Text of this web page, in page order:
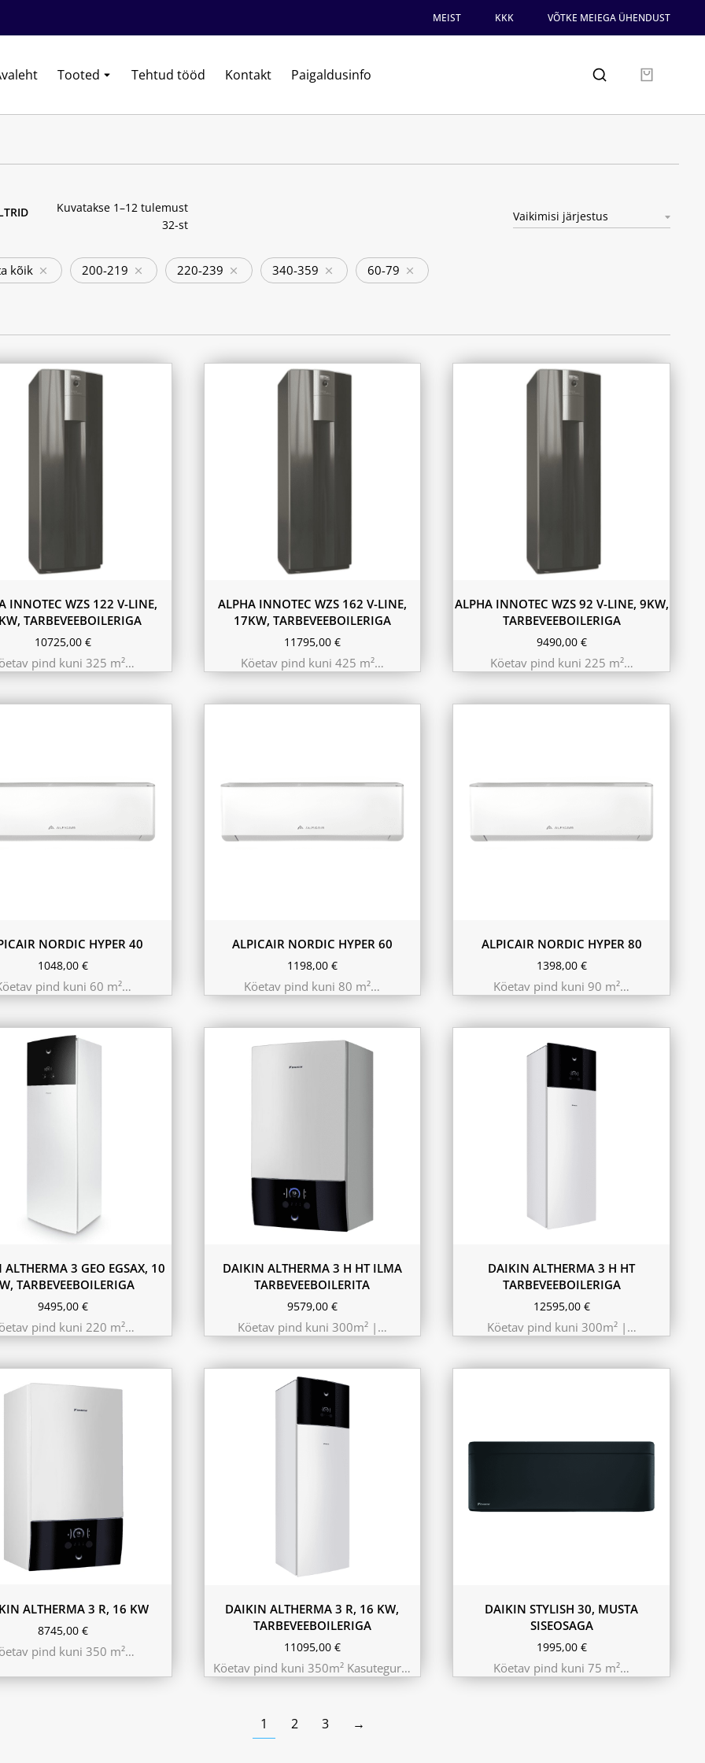
MEIST KKK VÕTKE MEIEGA ÜHENDUST
Tooted Tehtud tööd Kontakt Paigaldusinfo
Kuvatakse 1–12 tulemust
32-st
kõik 200-219 220-239 340-359 60-79
INNOTEC WZS 122 V-LINE,
TARBEVEEBOILERIGA
10725,00€
pind kuni 325 m²…
ALPHA INNOTEC WZS 162 V-LINE,
17KW, TARBEVEEBOILERIGA
11795,00 €
Köetav pind kuni 425 m²…
ALPHA INNOTEC WZS 92 V-LINE, 9KW,
TARBEVEEBOILERIGA
9490,00 €
Köetav pind kuni 225 m²…
NORDIC HYPER 40
1048,00€
pind kuni 60 m²…
ALPICAIR NORDIC HYPER 60
1198,00 €
Köetav pind kuni 80 m²…
ALPICAIR NORDIC HYPER 80
1398,00 €
Köetav pind kuni 90 m²…
3 GEO EGSAX, 10
TARBEVEEBOILERIGA
9495,00€
pind kuni 220 m²…
11.6 kW 300m²
10.44 kW 260m²
9.75 kW 220m²
DAIKIN ALTHERMA 3 H HT ILMA
TARBEVEEBOILERITA
9579,00 €
Köetav pind kuni 300m² |…
DAIKIN ALTHERMA 3 H HT
TARBEVEEBOILERIGA
12595,00 €
Köetav pind kuni 300m² |…
ALTHERMA 3 R, 16 KW
8745,00€
pind kuni 350 m²…
230L
DAIKIN ALTHERMA 3 R, 16 KW,
TARBEVEEBOILERIGA
11095,00 €
Köetav pind kuni 350m² Kasutegur…
DAIKIN STYLISH 30, MUSTA
SISEOSAGA
1995,00 €
Köetav pind kuni 75 m²…
1 2 3 →